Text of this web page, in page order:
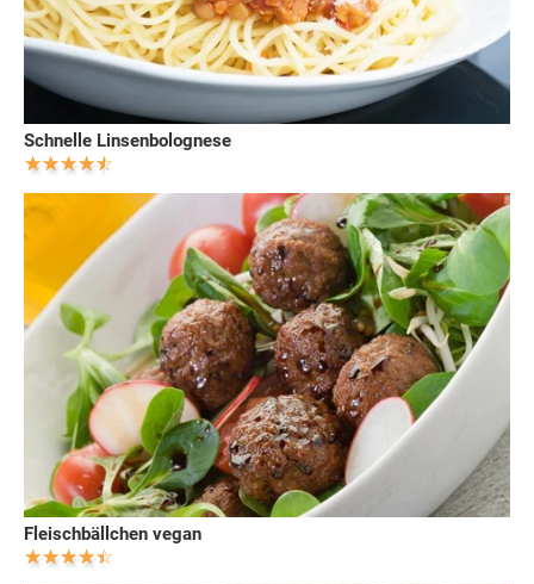
Schnelle Linsenbolognese
Fleischbällchen vegan